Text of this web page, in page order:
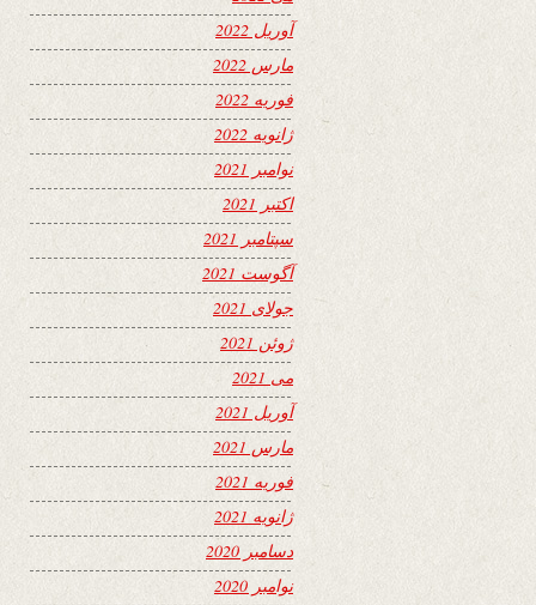
آوریل 2022
مارس 2022
فوریه 2022
ژانویه 2022
نوامبر 2021
اکتبر 2021
سپتامبر 2021
آگوست 2021
جولای 2021
ژوئن 2021
می 2021
آوریل 2021
مارس 2021
فوریه 2021
ژانویه 2021
دسامبر 2020
نوامبر 2020